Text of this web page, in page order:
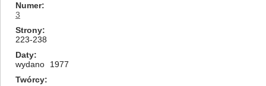
Numer
3
Strony
223-238
Daty
wydano
1977
Twórcy